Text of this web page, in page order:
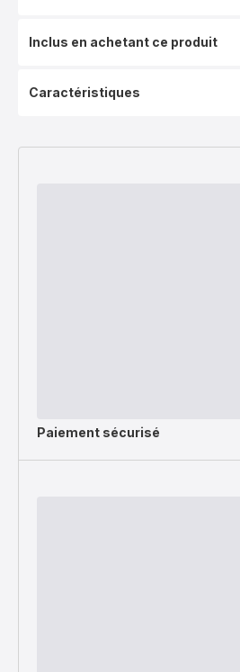
Inclus en achetant ce produit
Caractéristiques
Paiement sécurisé